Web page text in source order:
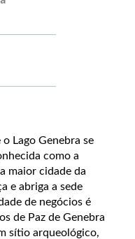
Lago Genebra se
como a
maior cidade da
e abriga a sede
de negócios é
de Paz de Genebra
sítio arqueológico,